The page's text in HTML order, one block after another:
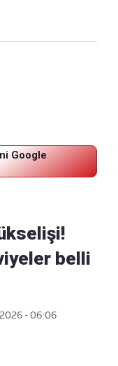
Google
belli
- 06:06